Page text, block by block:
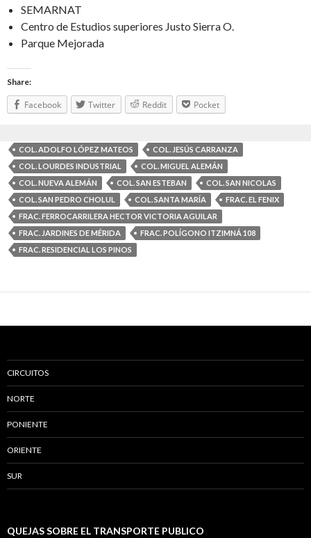
SEMARNAT
Centro de Estudios superiores Justo Sierra O.
Parque Mejorada
Share:
Facebook Twitter Reddit Pocket
COL. ADOLFO LÓPEZ MATEOS
COL. JESÚS CARRANZA
COL. LOURDES INDUSTRIAL
COL. MIGUEL ALEMÁN
COL. NUEVA ALEMÁN
COL. SAN ESTEBAN
COL. SAN NICOLAS
COL. SAN PEDRO CHOLUL
COL. SANTA MARÍA
FRAC. EL FENIX
FRAC. FERROCARRILERA HECTOR VICTORIA AGUILAR
FRAC. JARDINES DE MÉRIDA
FRAC. POLÍGONO ITZIMNÁ 108
FRAC. RESIDENCIAL LOS PINOS
CIRCUITOS
NORTE
PONIENTE
ORIENTE
SUR
QUEJAS SOBRE EL TRANSPORTE PUBLICO